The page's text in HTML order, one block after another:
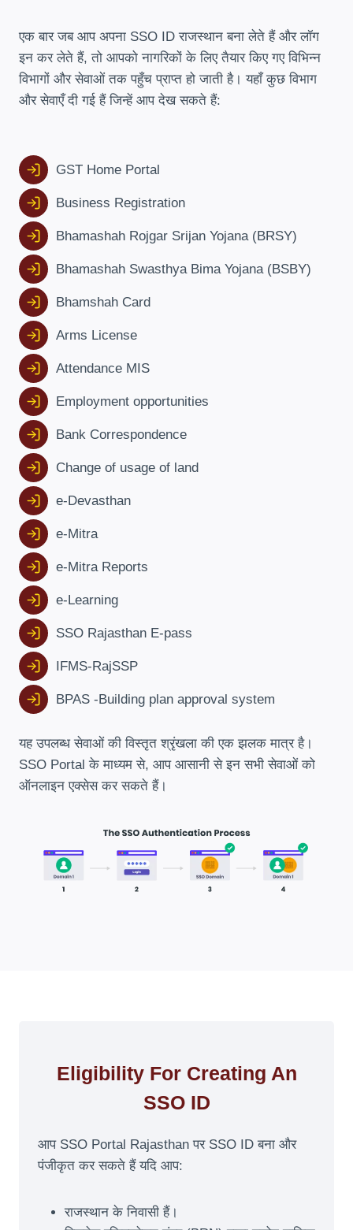
एक बार जब आप अपना SSO ID राजस्थान बना लेते हैं और लॉग
इन कर लेते हैं, तो आपको नागरिकों के लिए तैयार किए गए विभिन्न
विभागों और सेवाओं तक पहुँच प्राप्त हो जाती है। यहाँ कुछ विभाग
और सेवाएँ दी गई हैं जिन्हें आप देख सकते हैं:
GST Home Portal
Business Registration
Bhamashah Rojgar Srijan Yojana (BRSY)
Bhamashah Swasthya Bima Yojana (BSBY)
Bhamshah Card
Arms License
Attendance MIS
Employment opportunities
Bank Correspondence
Change of usage of land
e-Devasthan
e-Mitra
e-Mitra Reports
e-Learning
SSO Rajasthan E-pass
IFMS-RajSSP
BPAS -Building plan approval system
यह उपलब्ध सेवाओं की विस्तृत श्रृंखला की एक झलक मात्र है।
SSO Portal के माध्यम से, आप आसानी से इन सभी सेवाओं को
ऑनलाइन एक्सेस कर सकते हैं।
Eligibility For Creating An
SSO ID
आप SSO Portal Rajasthan पर SSO ID बना और
पंजीकृत कर सकते हैं यदि आप:
राजस्थान के निवासी हैं।